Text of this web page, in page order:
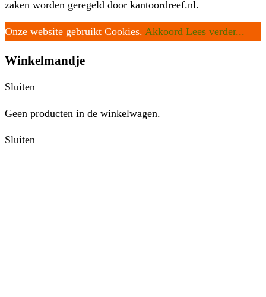
zaken worden geregeld door kantoordreef.nl.
Onze website gebruikt Cookies. Akkoord Lees verder...
Winkelmandje
Sluiten
Geen producten in de winkelwagen.
Sluiten